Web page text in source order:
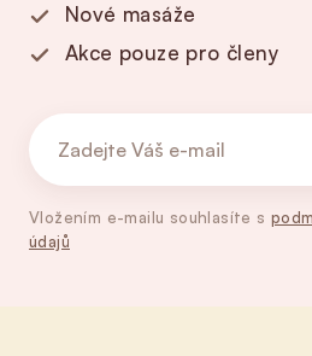
Nové masáže
Akce pouze pro členy
Vložením e-mailu souhlasíte s
údajů